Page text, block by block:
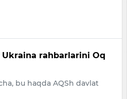
rahbarlarini Oq
bu haqda AQSh davlat